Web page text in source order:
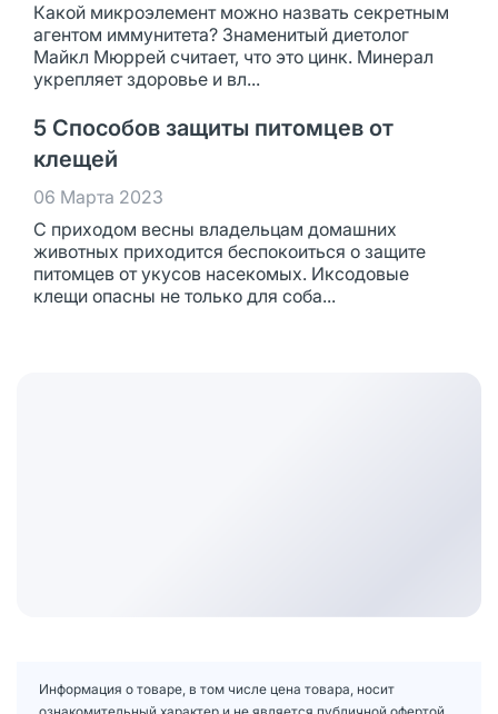
Какой микроэлемент можно назвать секретным
агентом иммунитета? Знаменитый диетолог
Майкл Мюррей считает, что это цинк. Минерал
укрепляет здоровье и вл...
5 Способов защиты питомцев от
клещей
06 Марта 2023
С приходом весны владельцам домашних
животных приходится беспокоиться о защите
питомцев от укусов насекомых. Иксодовые
клещи опасны не только для соба...
Информация о товаре, в том числе цена товара, носит